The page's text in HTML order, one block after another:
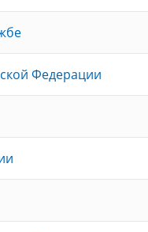
Федерации